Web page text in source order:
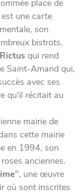
place de
une carte
son
bistrots.
qui rend
Saint-Amand qui,
avec ses
qu'il récitait au
mairie de
cette mairie
en 1994, son
anciennes.
", une œuvre
où sont inscrites